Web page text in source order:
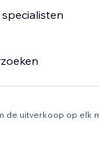
de uitverkoop op elk